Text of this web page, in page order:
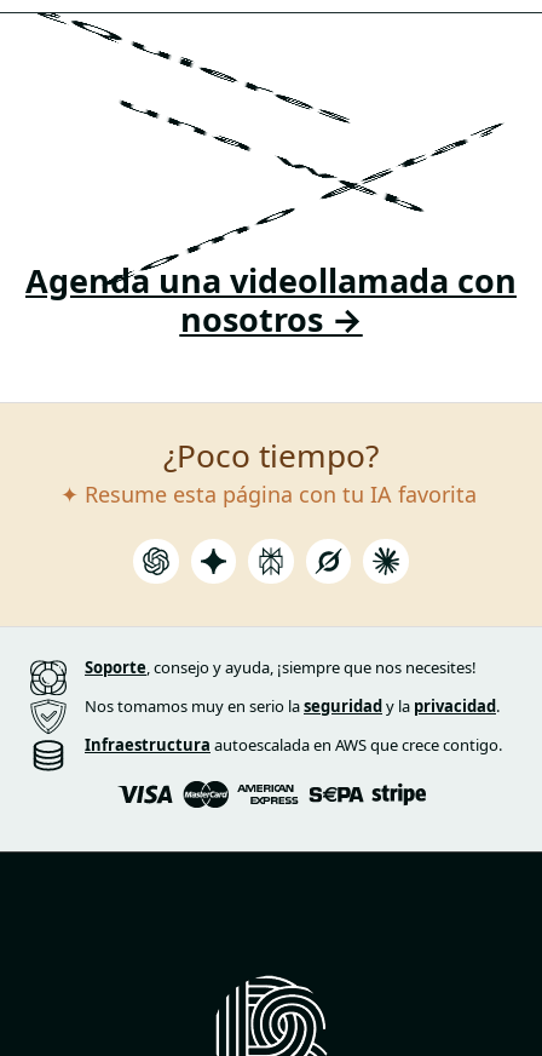
¿Quieres
una web
como esta?
Agenda una videollamada con
nosotros →
¿Poco tiempo?
✦ Resume esta página con tu IA favorita
Soporte, consejo y ayuda, ¡siempre que nos necesites!
Nos tomamos muy en serio laseguridad y la privacidad.
Infraestructura autoescalada en AWS que crece contigo.